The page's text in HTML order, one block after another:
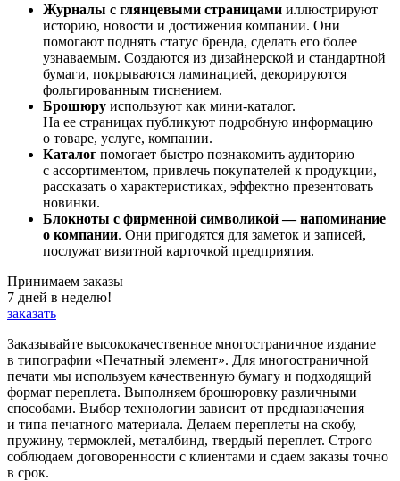
Журналы с глянцевыми страницами иллюстрируют
историю, новости и достижения компании. Они
помогают поднять статус бренда, сделать его более
узнаваемым. Создаются из дизайнерской и стандартной
бумаги, покрываются ламинацией, декорируются
фольгированным тиснением.
Брошюру используют как мини-каталог.
На ее страницах публикуют подробную информацию
о товаре, услуге, компании.
Каталог помогает быстро познакомить аудиторию
с ассортиментом, привлечь покупателей к продукции,
рассказать о характеристиках, эффектно презентовать
новинки.
Блокноты с фирменной символикой — напоминание
о компании. Они пригодятся для заметок и записей,
послужат визитной карточкой предприятия.
Принимаем заказы
7 дней в неделю!
заказать
Заказывайте высококачественное многостраничное издание
в типографии «Печатный элемент». Для многостраничной
печати мы используем качественную бумагу и подходящий
формат переплета. Выполняем брошюровку различными
способами. Выбор технологии зависит от предназначения
и типа печатного материала. Делаем переплеты на скобу,
пружину, термоклей, металбинд, твердый переплет. Строго
соблюдаем договоренности с клиентами и сдаем заказы точно
в срок.